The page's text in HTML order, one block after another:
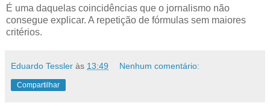
É uma daquelas coincidências que o jornalismo não
consegue explicar. A repetição de fórmulas sem maiores
critérios.
Eduardo Tessler às 13:49 Nenhum comentário:
Compartilhar